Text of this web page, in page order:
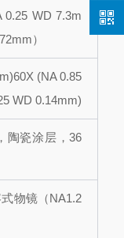
0.25 WD 7.3m
）
60X (NA 0.85
WD 0.14mm)
，陶瓷涂层，36
物镜（NA1.2